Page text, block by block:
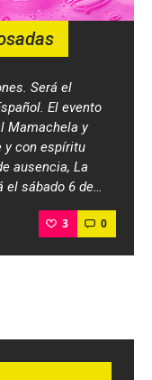
Será el
El evento
Mamachela y
y con espíritu
ausencia, La
el sábado 6 de…
3 0